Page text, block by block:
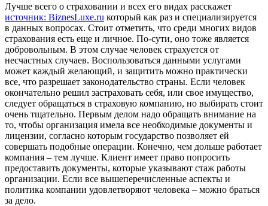
Лучше всего о страховании и всех его видах расскажет
источник: BiznesLuxe.ru который как раз и специализируется
в данных вопросах. Стоит отметить, что среди многих видов
страхования есть еще и личное. По-сути, оно тоже является
добровольным. В этом случае человек страхуется от
несчастных случаев. Воспользоваться данными услугами
может каждый желающий, и защитить можно практически
все, что разрешает законодательство страны. Если человек
окончательно решил застраховать себя, или свое имущество,
следует обращаться в страховую компанию, но выбирать стоит
очень тщательно. Первым делом надо обращать внимание на
то, чтобы организация имела все необходимые документы и
лицензии, согласно которым государство позволяет ей
совершать подобные операции. Конечно, чем дольше работает
компания – тем лучше. Клиент имеет право попросить
предоставить документы, которые указывают стаж работы
организации. Если все вышеперечисленные аспекты и
политика компании удовлетворяют человека – можно браться
за дело.